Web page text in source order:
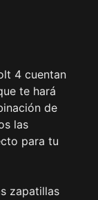
4 cuentan
te hará
de
las
para tu
zapatillas